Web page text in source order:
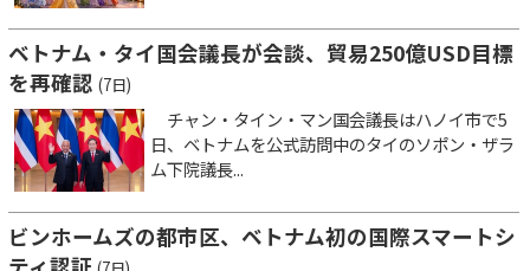
ベトナム・タイ国会議長が会談、貿易250億USD目標
を再確認 (7日)
チャン・タイン・マン国会議長はハノイ市で5
日、ベトナムを公式訪問中のタイのソポン・ザラ
ム下院議長...
ビンホームズの都市区、ベトナム初の国際スマートシ